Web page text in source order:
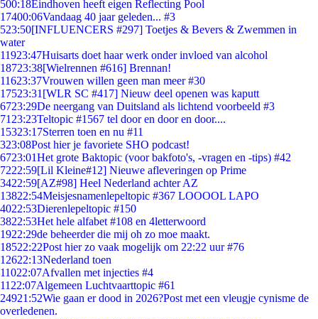
500:18Eindhoven heeft eigen Reflecting Pool
17400:06Vandaag 40 jaar geleden... #3
523:50[INFLUENCERS #297] Toetjes & Bevers & Zwemmen in
water
11923:47Huisarts doet haar werk onder invloed van alcohol
18723:38[Wielrennen #616] Brennan!
11623:37Vrouwen willen geen man meer #30
17523:31 [WLR SC #417] Nieuw deel openen was kaputt
6723:29De neergang van Duitsland als lichtend voorbeeld #3
71 23:23Teltopic #1567 tel door en door en door....
15323:17Sterren toen en nu #11
323:08Post hier je favoriete SHO podcast!
6723:01Het grote Baktopic (voor bakfoto's, -vragen en -tips) #42
7222:59[Lil Kleine#12] Nieuwe afleveringen op Prime
3422:59[AZ#98] Heel Nederland achter AZ
13822:54Meisjesnamenlepeltopic #367 LOOOOL LAPO
4022:53Dierenlepeltopic #150
3822:53Het hele alfabet #108 en 4letterwoord
1922:29de beheerder die mij oh zo moe maakt.
18522:22Post hier zo vaak mogelijk om 22:22 uur #76
12622:13Nederland toen
11022:07Afvallen met injecties #4
11 22:07Algemeen Luchtvaarttopic #61
24921:52Wie gaan er dood in 2026?Post met een vleugje cynisme de
overledenen.